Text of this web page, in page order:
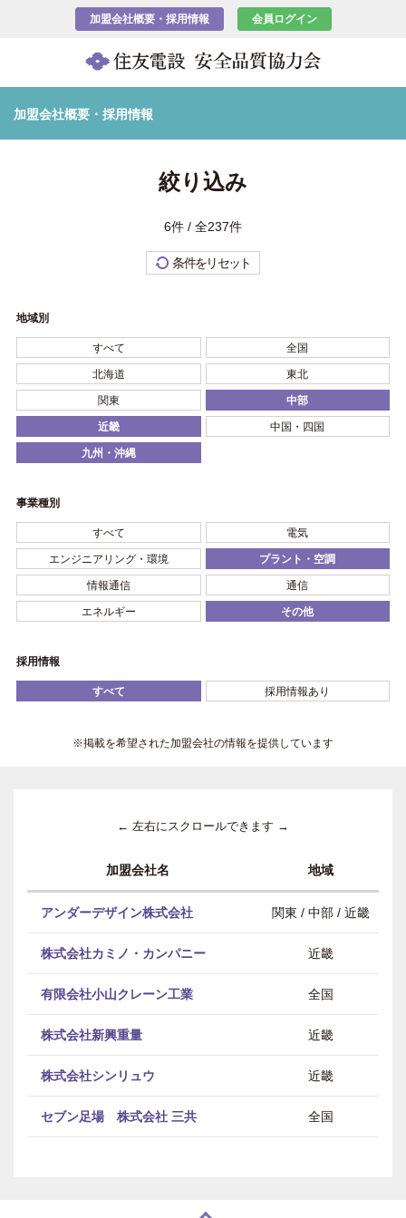
加盟会社概要・採用情報 会員ログイン
加盟会社概要・採用情報
絞り込み
6件 / 全237件
条件をリセット
地域別
すべて 全国
北海道 東北
関東 中部
近畿 中国・四国
九州・沖縄
事業種別
すべて 電気
エンジニアリング・環境 プラント・空調
情報通信 通信
エネルギー その他
採用情報
すべて 採用情報あり
※掲載を希望された加盟会社の情報を提供しています
← 左右にスクロールできます →
加盟会社名 地域
アンダーデザイン株式会社 関東 / 中部 / 近畿
株式会社カミノ・カンパニー 近畿
有限会社小山クレーン工業 全国
株式会社新興重量 近畿
株式会社シンリュウ 近畿
セブン足場 株式会社 三共 全国